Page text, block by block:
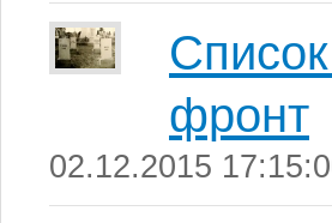
фронт
02.12.2015